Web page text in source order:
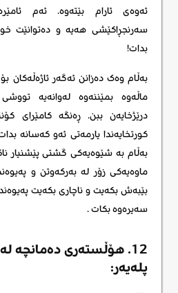
ئەوەی ئارام بێتەوە. ئەم
سەرنجڕاکێشی هەیە و دەتوانێت
بدات!
بەڵام وەک دەزانن ئەگەر ئاژەڵەکان
ماڵەوە بمێننەوە لەوانەیە
درێژخایەن ببن. ڕەنگە کامێرای
کورتخایەندا یارمەتی ئەو کەسانە
بەڵام بە شێوەیەکی گشتی پێشنیار
ماوەیەکی زۆر لە بەرکەوتن و
بێبەش بکەیت و ناچاری بکەیت
سەیرەوە بکات .
12. هۆڵستەری دەمانچە
پلەیەر: